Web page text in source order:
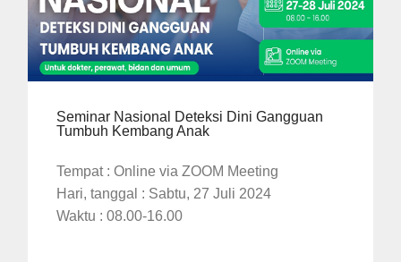
Seminar Nasional Deteksi Dini Gangguan
Tumbuh Kembang Anak
Tempat : Online via ZOOM Meeting
Hari, tanggal : Sabtu, 27 Juli 2024
Waktu : 08.00-16.00